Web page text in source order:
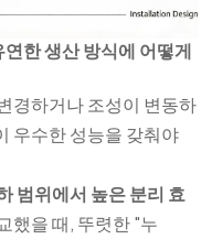
한 생산 방식에 어떻게
경하거나 조성이 변동하
우수한 성능을 갖춰야
범위에서 높은 분리 효
했을 때, 뚜렷한 "누